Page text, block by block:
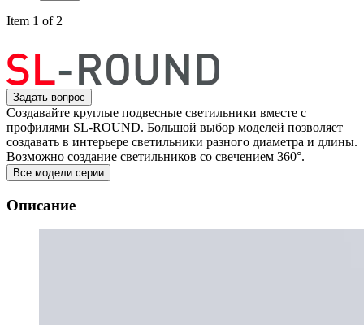
Item 1 of 2
Задать вопрос
Создавайте круглые подвесные светильники вместе с
профилями SL-ROUND. Большой выбор моделей позволяет
создавать в интерьере светильники разного диаметра и длины.
Возможно создание светильников со свечением 360°.
Все модели серии
Описание